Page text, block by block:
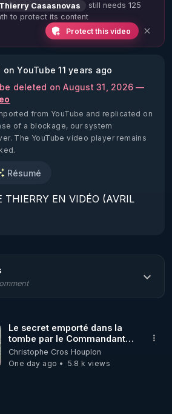
Casasnovas
still needs 125
to protect its content
Protect this video
on YouTube 11 years ago
deleted on August 31, 2026 —
from YouTube and replicated on
of a blockage, our system
The YouTube video player remains
Résumé
THIERRY EN VIDÉO (AVRIL
presentation.html
MAGAZINE
numéros que vous avez
Le secret emporté dans la
tombe par le Commandant
Cousteau le 25 juin 1997
Christophe Cros Houplon
One day ago
5.8 k views